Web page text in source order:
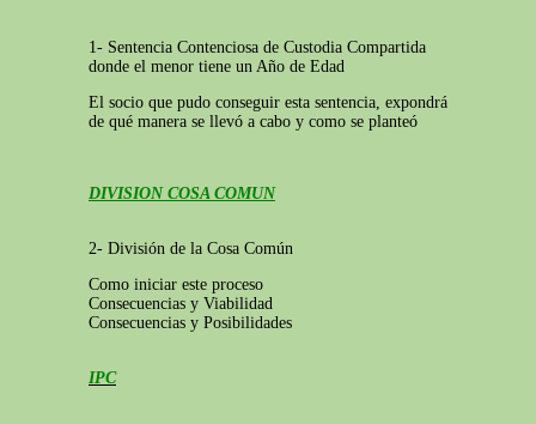
1- Sentencia Contenciosa de Custodia Compartida
donde el menor tiene un Año de Edad
El socio que pudo conseguir esta sentencia, expondrá
de qué manera se llevó a cabo y como se planteó
DIVISION COSA COMUN
2- División de la Cosa Común
Como iniciar este proceso
Consecuencias y Viabilidad
Consecuencias y Posibilidades
IPC